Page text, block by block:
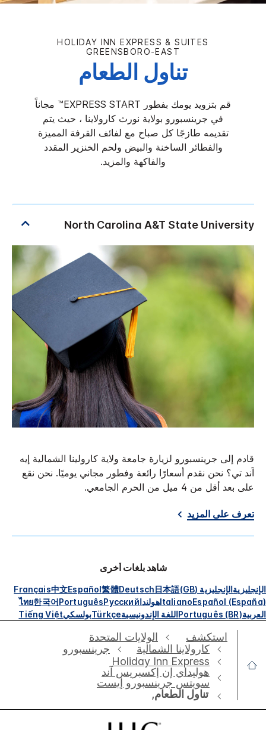
HOLIDAY INN EXPRESS & SUITES
GREENSBORO-EAST
تناول الطعام
قم بتزويد يومك بفطور EXPRESS START™ مجاناً
في جرينسبورو بولاية نورث كارولاينا ، حيث يتم
تقديمه طازجًا كل صباح مع لفائف القرفة المميزة
والفطائر الساخنة والبيض ولحم الخنزير المقدد
والفاكهة والمزيد.
قادم إلى جرينسبورو لزيارة جامعة ولاية كارولينا الشمالية إيه
آند تي؟ نحن نقدم أسعارًا رائعة وفطور مجاني يوميًا. نحن نقع
على بعد أقل من 4 ميل من الحرم الجامعي.
تعرف على المزيد
شاهد بلغات أخرى
الإنجليزيةالإنجليزية (GB) 日本語
Deutsch
繁體
Español
中文
Français
Español (España)
ItalianoهولنداРусский
Português
한국어
ไทย
العربيةPortuguês (BR)اللغة الإندونيسيةTürkçeبولسكيTiếng Việt
استكشف
الولايات المتحدة
كارولاينا الشمالية
جرينسبورو
Holiday Inn Express
هوليداي إن إكسبريس آند
سويتس جرينسبورو إيست
تناول الطعام,